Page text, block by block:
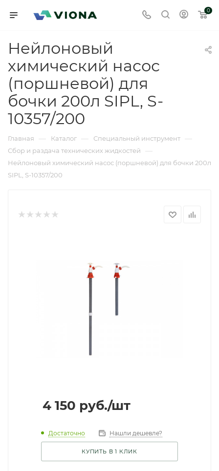
0
Нейлоновый
химический насос
(поршневой) для
бочки 200л SIPL, S-
10357/200
Главная — Каталог — Специальный инструмент —
Сбор и раздача технических жидкостей —
Нейлоновый химический насос (поршневой) для бочки 200л
SIPL, S-10357/200
4 150 руб./шт
Достаточно Нашли дешевле?
КУПИТЬ В 1 КЛИК